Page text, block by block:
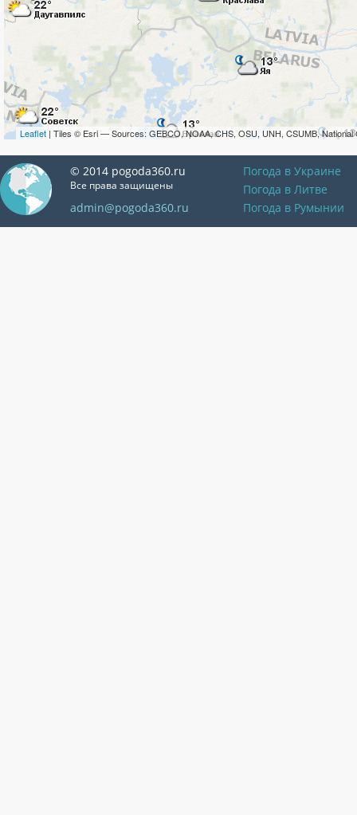
Leaflet | Tiles © Esri — Sources: GEBCO, NOAA, CHS, OSU, UNH, CSUMB, National
© 2014 pogoda360.ru
Все права защищены
admin@pogoda360.ru
Погода в Украине
Погода в Литве
Погода в Румынии